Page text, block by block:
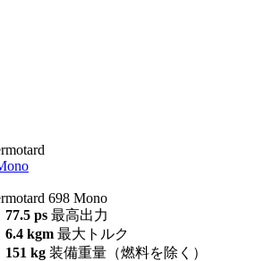
698 Mono
77.5 ps 最高出力
6.4 kgm 最大トルク
151 kg 装備重量（燃料を除く）